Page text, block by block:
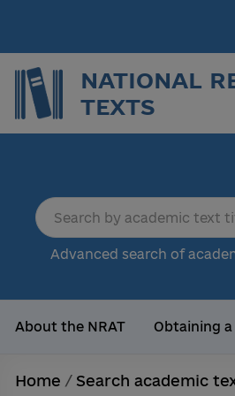
NATIONAL
TEXTS
Advanced search of
About the NRAT Obtaining
Home / Search academic